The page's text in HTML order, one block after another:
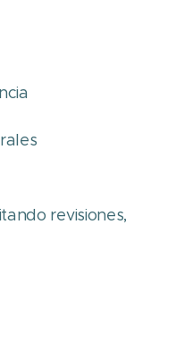
revisiones,